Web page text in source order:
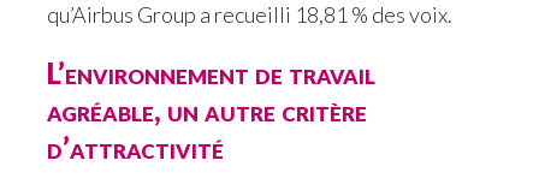
qu’Airbus Group a recueilli 18,81 % des voix.
L’environnement de travail
agréable, un autre critère
d’attractivité